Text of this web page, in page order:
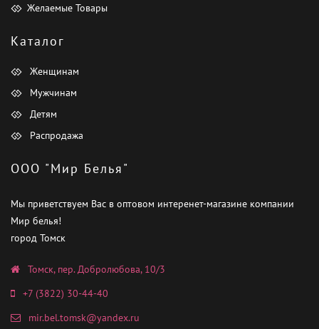
Желаемые Товары
Каталог
Женщинам
Мужчинам
Детям
Распродажа
ООО "Мир Белья"
Мы приветствуем Вас в оптовом интеренет-магазине компании
Мир белья!
город Томск
Томск, пер. Добролюбова, 10/3
+7 (3822) 30-44-40
mir.bel.tomsk@yandex.ru